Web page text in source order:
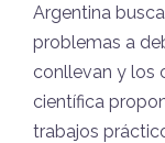
Argentina
problemas a
conllevan y los
científica
trabajos